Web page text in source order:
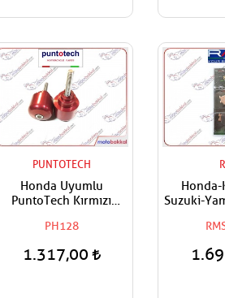
PUNTOTECH
Honda Uyumlu
PuntoTech Kırmızı
PH128
1.317,00
Suzuki-